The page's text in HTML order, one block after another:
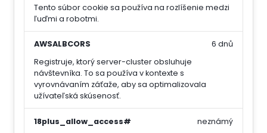
Tento súbor cookie sa používa na rozlíšenie medzi
ľuďmi a robotmi.
AWSALBCORS
Registruje, ktorý server-cluster obsluhuje
návštevníka. To sa používa v kontexte s
vyrovnávaním záťaže, aby sa optimalizovala
užívateľská skúsenosť.
6 dnů
18plus_allow_access#
neznámý